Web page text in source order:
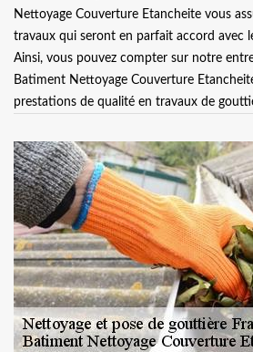
Nettoyage Couverture Etancheite vous
travaux qui seront en parfait accord avec
Ainsi, vous pouvez compter sur notre
Batiment Nettoyage Couverture
prestations de qualité en travaux de